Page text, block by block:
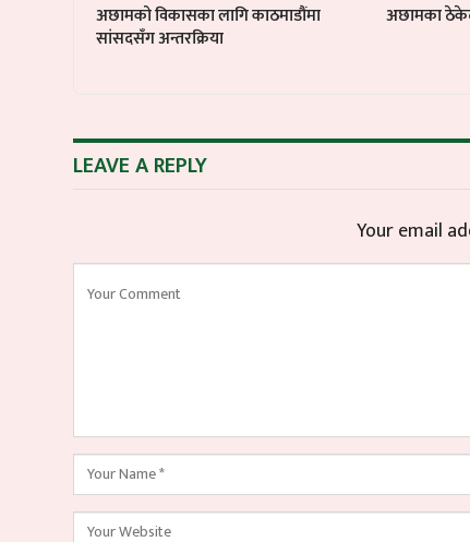
अछामको विकासका लागि काठमाडौंमा
सांसदसँग अन्तरक्रिया
अछामका
LEAVE A REPLY
Your email